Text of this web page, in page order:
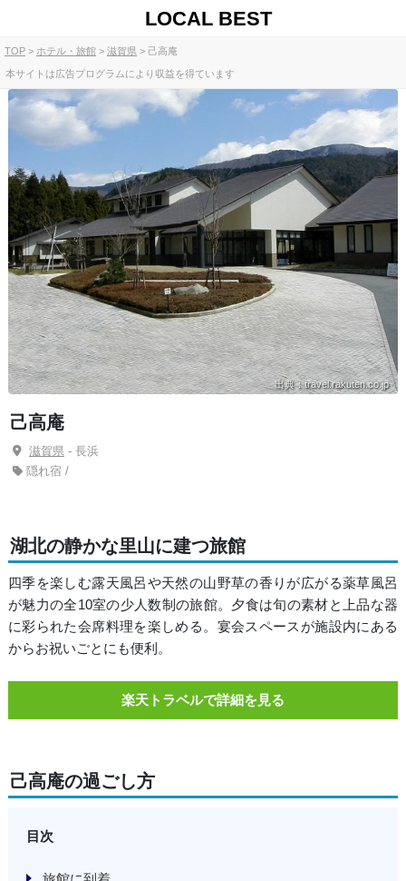
LOCAL BEST
TOP ホテル・旅館 滋賀県 己高庵
本サイトは広告プログラムにより収益を得ています
出典：travel.rakuten.co.jp
己高庵
滋賀県- 長浜
隠れ宿 /
湖北の静かな里山に建つ旅館
四季を楽しむ露天風呂や天然の山野草の香りが広がる薬草風呂
が魅力の全10室の少人数制の旅館。夕食は旬の素材と上品な器
に彩られた会席料理を楽しめる。宴会スペースが施設内にある
からお祝いごとにも便利。
楽天トラベルで詳細を見る
己高庵の過ごし方
目次